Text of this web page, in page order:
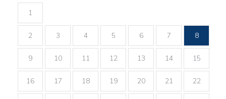
1
2 3 4 5 6 7 8
9 10 11 12 13 14 15
16 17 18 19 20 21 22